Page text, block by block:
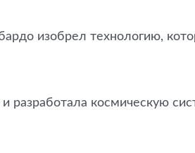
изобрел технологию,
космическую